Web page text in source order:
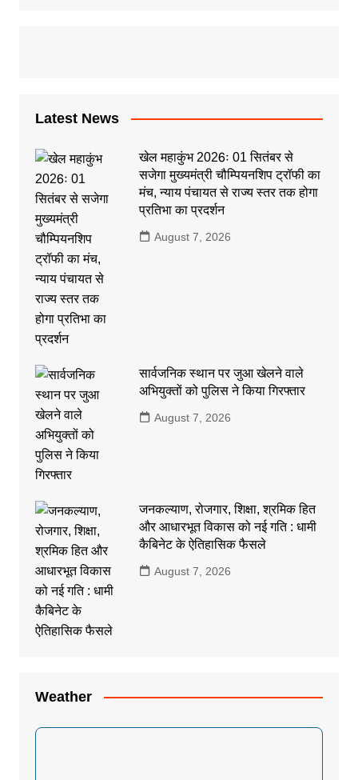
Latest News
खेल महाकुंभ 2026ः 01 सितंबर से
सजेगा मुख्यमंत्री चौम्पियनशिप ट्रॉफी का
मंच, न्याय पंचायत से राज्य स्तर तक होगा
प्रतिभा का प्रदर्शन
August 7, 2026
सार्वजनिक स्थान पर जुआ खेलने वाले
अभियुक्तों को पुलिस ने किया गिरफ्तार
August 7, 2026
जनकल्याण, रोजगार, शिक्षा, श्रमिक हित
और आधारभूत विकास को नई गति : धामी
कैबिनेट के ऐतिहासिक फैसले
August 7, 2026
Weather